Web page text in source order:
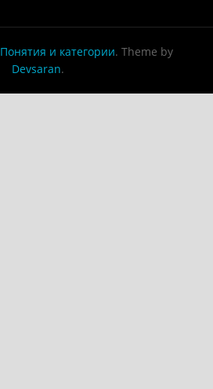
Понятия и категории. Theme by
Devsaran.